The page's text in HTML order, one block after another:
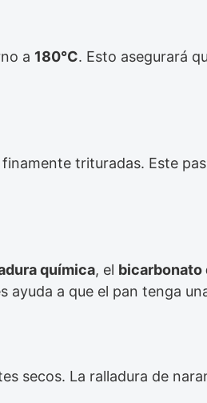
a 180°C. Esto asegurará
trituradas. Este
química, el bicarbonato
a que el pan tenga
secos. La ralladura de